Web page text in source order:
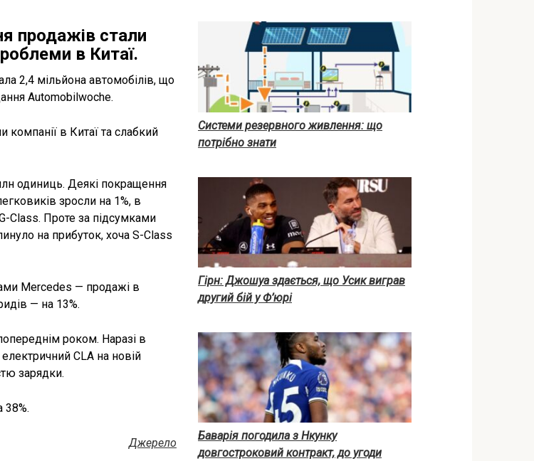
продажів стали
в Китаї.
2,4 мільйона автомобілів, що
Automobilwoche.
в Китаї та слабкий
одиниць. Деякі покращення
зросли на 1%, в
Class. Проте за підсумками
на прибуток, хоча S-Class
Mercedes — продажі в
— на 13%.
роком. Наразі в
CLA на новій
зарядки.
38%.
Джерело
Системи резервного живлення: що
потрібно знати
Гірн: Джошуа здається, що Усик виграв
другий бій у Ф’юрі
Баварія погодила з Нкунку
довгостроковий контракт, до угоди